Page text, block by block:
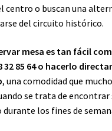
centro o buscan una
del circuito histórico.
mesa es tan fácil
32 85 64 o hacerlo
, una comodidad que
se trata de
los fines de